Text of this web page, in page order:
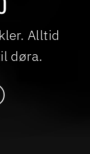
Alltid
døra.